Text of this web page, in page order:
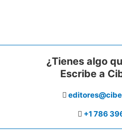
¿Tienes algo
Escribe a
+1 786